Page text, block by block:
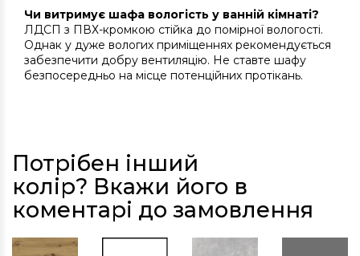
Чи витримує шафа вологість у ванній кімнаті?
ЛДСП з ПВХ-кромкою стійка до помірної вологості.
Однак у дуже вологих приміщеннях рекомендується
забезпечити добру вентиляцію. Не ставте шафу
безпосередньо на місце потенційних протікань.
Потрібен інший
колір? Вкажи його в
коментарі до замовлення